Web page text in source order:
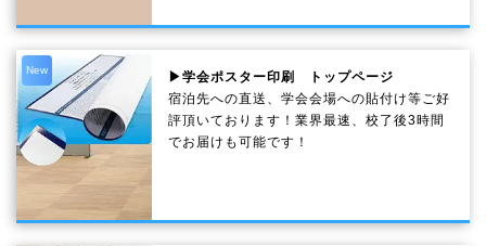
New
▶学会ポスター印刷 トップページ
宿泊先への直送、学会会場への貼付け等ご好
評頂いております！業界最速、校了後3時間
でお届けも可能です！